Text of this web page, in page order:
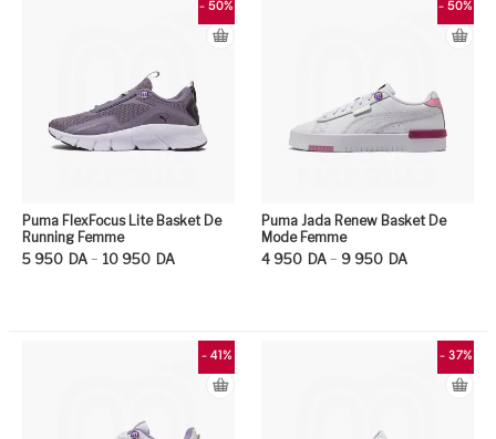
- 50%
Puma FlexFocus Lite Basket De
Running Femme
5 950 DA – 10 950 DA
Plage de prix : 5 950DA à 10 950DA
- 50%
Puma Jada Renew Basket De
Mode Femme
4 950 DA – 9 950 DA
Plage de prix : 4 950DA à 9 950DA
- 41% - 37%